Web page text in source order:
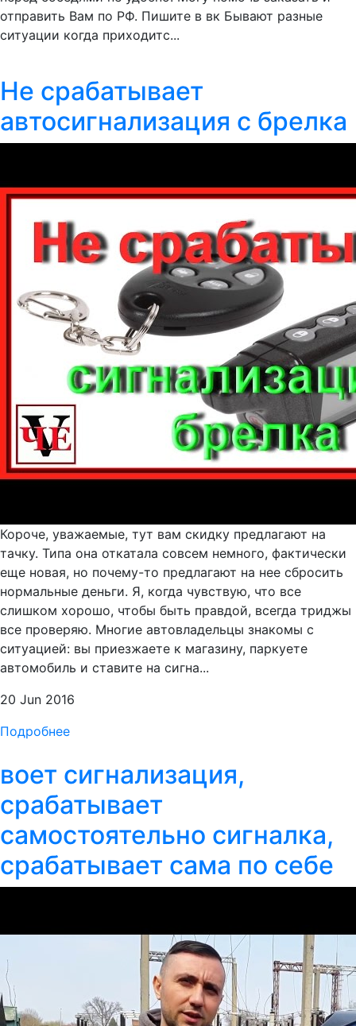
отправить Вам по РФ. Пишите в вк Бывают разные
ситуации когда приходитс...
Не срабатывает
автосигнализация с брелка
Короче, уважаемые, тут вам скидку предлагают на
тачку. Типа она откатала совсем немного, фактически
еще новая, но почему-то предлагают на нее сбросить
нормальные деньги. Я, когда чувствую, что все
слишком хорошо, чтобы быть правдой, всегда триджы
все проверяю. Многие автовладельцы знакомы с
ситуацией: вы приезжаете к магазину, паркуете
автомобиль и ставите на сигна...
20 Jun 2016
Подробнее
воет сигнализация,
срабатывает
самостоятельно сигналка,
срабатывает сама по себе